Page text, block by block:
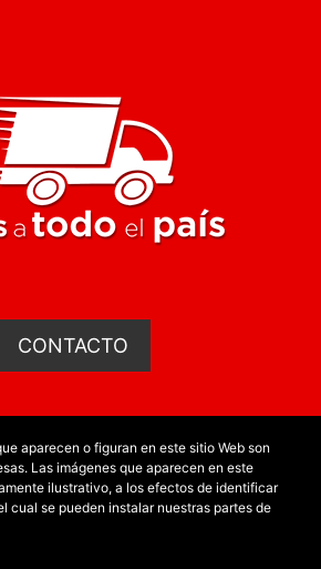
CONTACTO
aparecen o figuran en este sitio Web son
Las imágenes que aparecen en este
ilustrativo, a los efectos de identificar
cual se pueden instalar nuestras partes de